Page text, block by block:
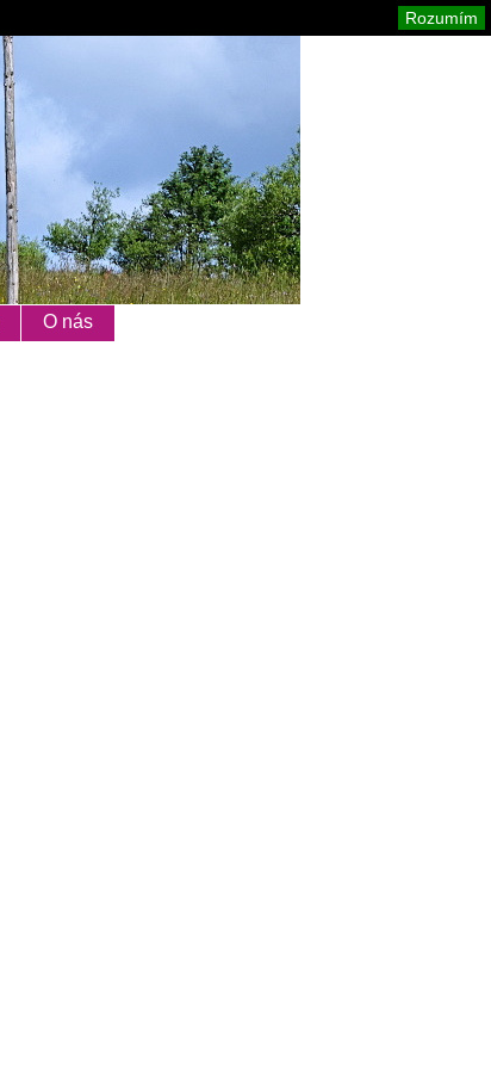
O nás
Rozumím